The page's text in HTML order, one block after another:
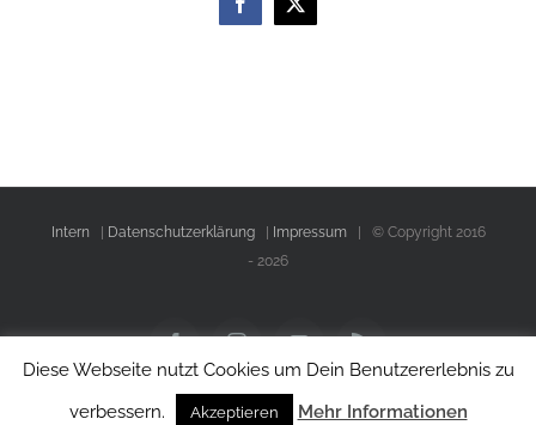
Facebook
X
Intern Datenschutzerklärung| Impressum| © Copyright 2016
- 2026
Diese Webseite nutzt Cookies um Dein Benutzererlebnis zu
verbessern.
Akzeptieren Mehr Informationen